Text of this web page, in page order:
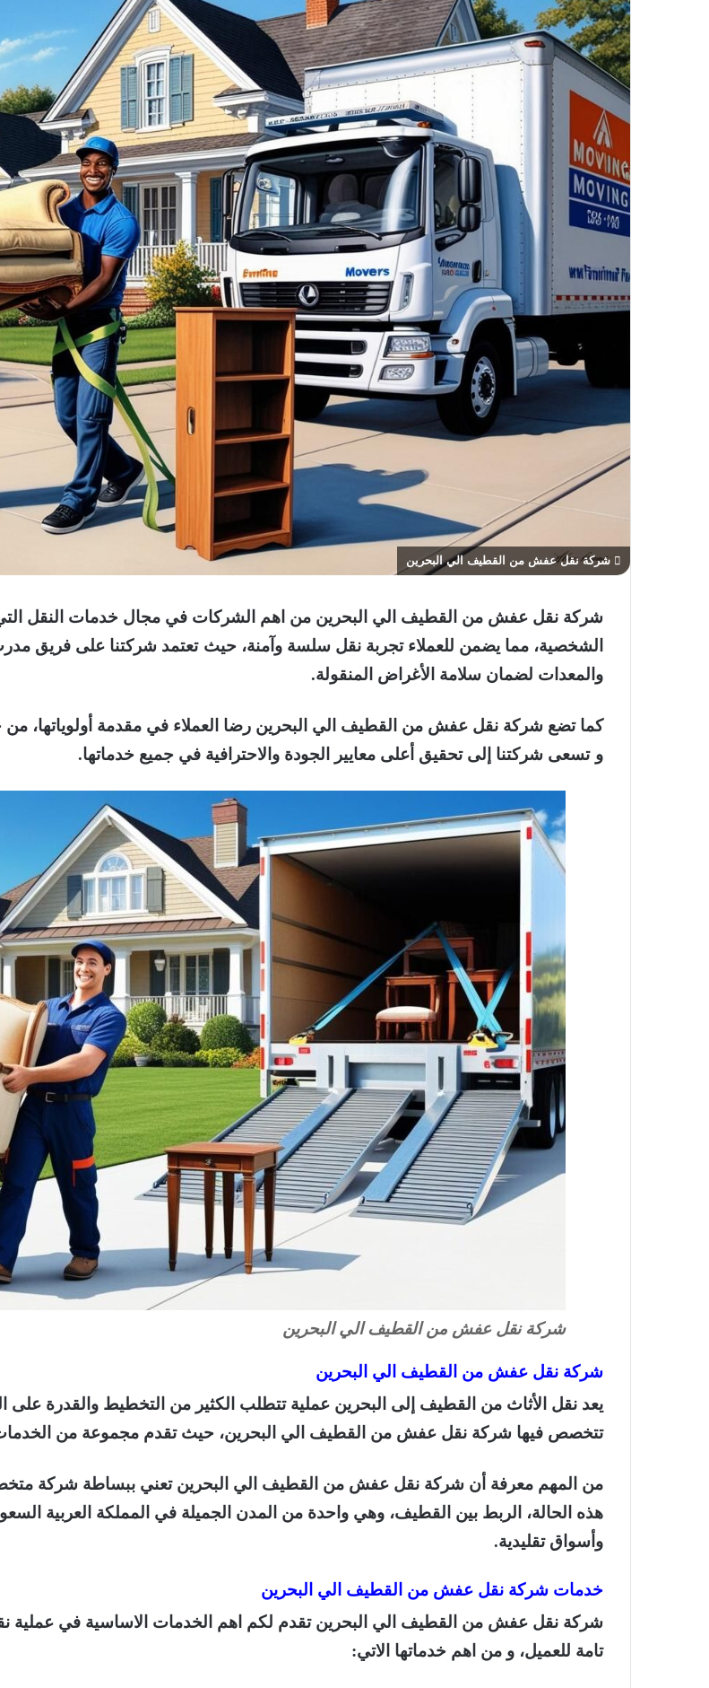
شركة نقل عفش من القطيف الي البحرين
شركة نقل عفش من القطيف الي البحرين من اهم الشركات في مجال خدمات النقل التي
الشخصية، مما يضمن للعملاء تجربة نقل سلسة وآمنة، حيث تعتمد شركتنا على فريق
والمعدات لضمان سلامة الأغراض المنقولة.
كما تضع شركة نقل عفش من القطيف الي البحرين رضا العملاء في مقدمة أولوياتها،
و تسعى شركتنا إلى تحقيق أعلى معايير الجودة والاحترافية في جميع خدماتها.
شركة نقل عفش من القطيف الي البحرين
شركة نقل عفش من القطيف الي البحرين
يعد نقل الأثاث من القطيف إلى البحرين عملية تتطلب الكثير من التخطيط والقدرة على
تتخصص فيها شركة نقل عفش من القطيف الي البحرين، حيث تقدم مجموعة من الخدمات
من المهم معرفة أن شركة نقل عفش من القطيف الي البحرين تعني ببساطة شركة
هذه الحالة، الربط بين القطيف، وهي واحدة من المدن الجميلة في المملكة العربية
وأسواق تقليدية.
خدمات شركة نقل عفش من القطيف الي البحرين
شركة نقل عفش من القطيف الي البحرين تقدم لكم اهم الخدمات الاساسية في عملية
تامة للعميل، و من اهم خدماتها الاتي: